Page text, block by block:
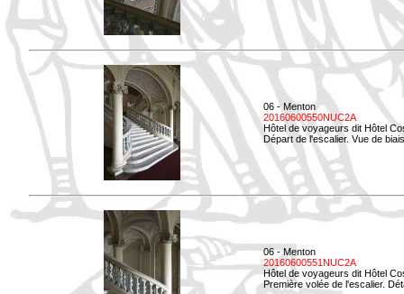
06 - Menton
20160600550NUC2A
Hôtel de voyageurs dit Hôtel
Départ de l'escalier. Vue de
06 - Menton
20160600551NUC2A
Hôtel de voyageurs dit Hôtel
Première volée de l'escalier.